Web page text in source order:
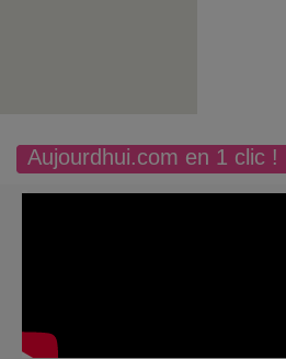
Aujourdhui.com en 1 clic !